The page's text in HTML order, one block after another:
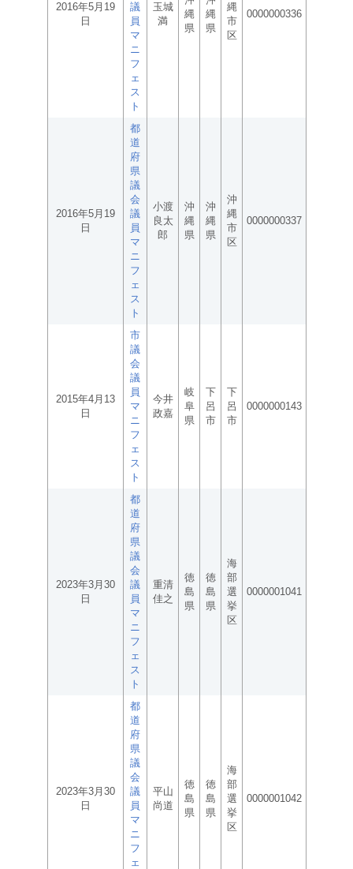
2016年5月19
日
議
員
マ
ニ
フ
ェ
ス
ト
玉城
満
縄
県
縄
県
縄
市
区
0000000336
2016年5月19
日
都
道
府
県
議
会
議
員
マ
ニ
フ
ェ
ス
ト
小渡
良太
郎
沖
縄
県
沖
縄
県
沖
縄
市
区
0000000337
2015年4月13
日
市
議
会
議
員
マ
ニ
フ
ェ
ス
ト
今井
政嘉
岐
阜
県
下
呂
市
下
呂
市
0000000143
2023年3月30
日
都
道
府
県
議
会
議
員
マ
ニ
フ
ェ
ス
ト
重清
佳之
徳
島
県
徳
島
県
海
部
選
挙
区
0000001041
2023年3月30
日
都
道
府
県
議
会
議
員
マ
ニ
フ
ェ
平山
尚道
徳
島
県
徳
島
県
海
部
選
挙
区
0000001042